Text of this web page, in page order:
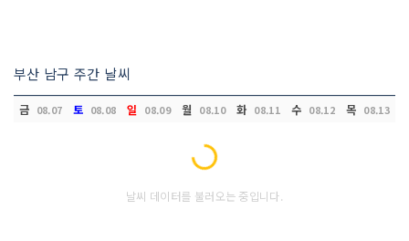
부산 남구 주간 날씨
금 08.07 토 08.08 일 08.09 월 08.10 화 08.11 수 08.12 목 08.13
Loading...
날씨 데이터를 불러오는 중입니다.